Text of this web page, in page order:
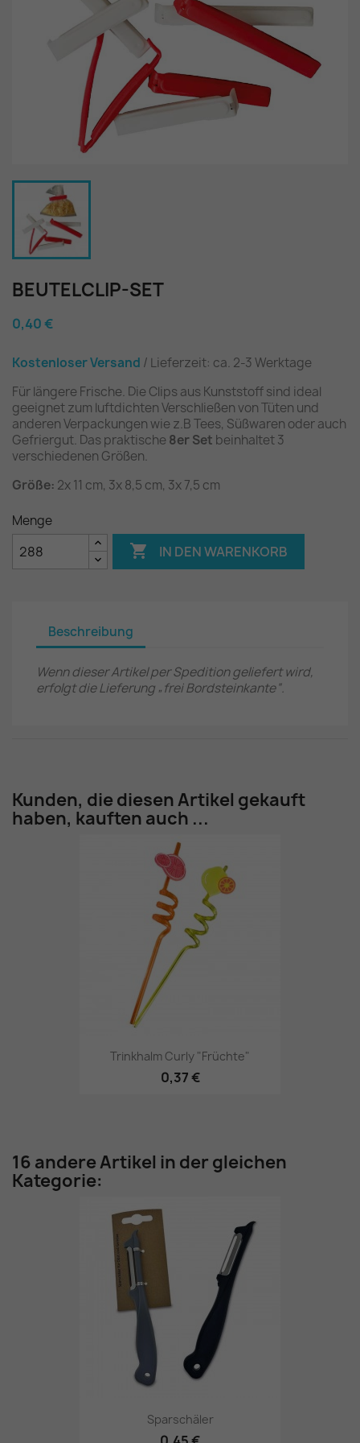
BEUTELCLIP-SET
0,40 €
Kostenloser Versand / Lieferzeit: ca. 2-3 Werktage
Für längere Frische. Die Clips aus Kunststoff sind ideal
geeignet zum luftdichten Verschließen von Tüten und
anderen Verpackungen wie z.B Tees, Süßwaren oder auch
Gefriergut. Das praktische 8er Set beinhaltet 3
verschiedenen Größen.
Größe: 2x 11 cm, 3x 8,5 cm, 3x 7,5 cm
Menge
 IN DEN WARENKORB
Beschreibung
Wenn dieser Artikel per Spedition geliefert wird,
erfolgt die Lieferung „frei Bordsteinkante“.
Kunden, die diesen Artikel gekauft
haben, kauften auch ...
Trinkhalm Curly "Früchte"
0,37 €
16 andere Artikel in der gleichen
Kategorie:
Sparschäler